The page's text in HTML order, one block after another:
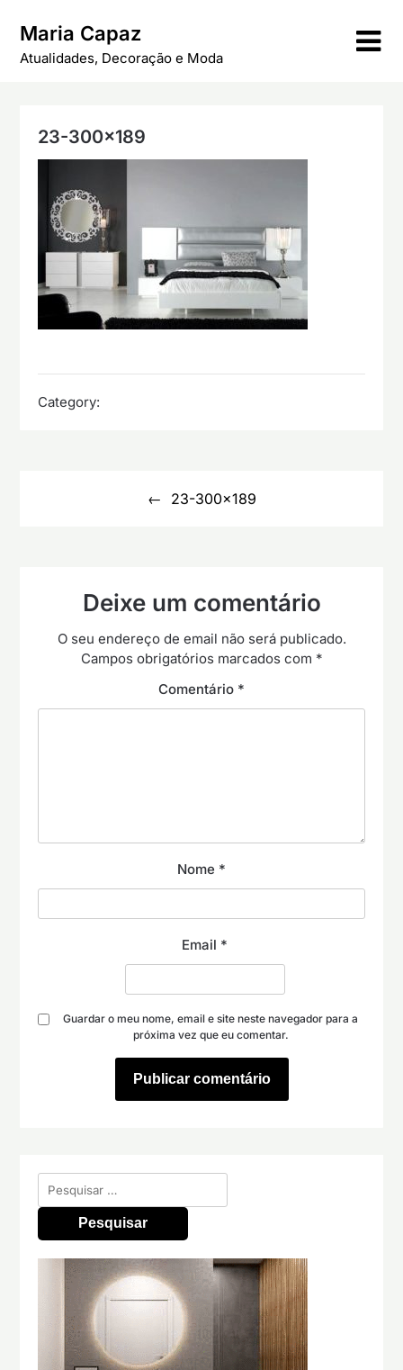
content
Maria Capaz
Atualidades, Decoração e Moda
23-300×189
Category:
23-300×189
Deixe um comentário
O seu endereço de email não será publicado.
Campos obrigatórios marcados com *
Comentário *
Nome *
Email *
Guardar o meu nome, email e site neste navegador para a
próxima vez que eu comentar.
Pesquisar
por: